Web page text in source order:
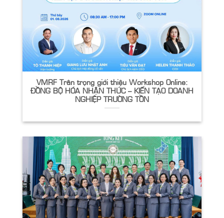
VMRF Trân trọng giới thiệu Workshop Online:
ĐỒNG BỘ HÓA NHẬN THỨC – KIẾN TẠO DOANH
NGHIỆP TRƯỜNG TỒN